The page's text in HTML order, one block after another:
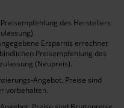
des Herstellers
Ersparnis errechnet
Preisempfehlung des
(Neupreis).
Angebot. Preise sind
vorbehalten.